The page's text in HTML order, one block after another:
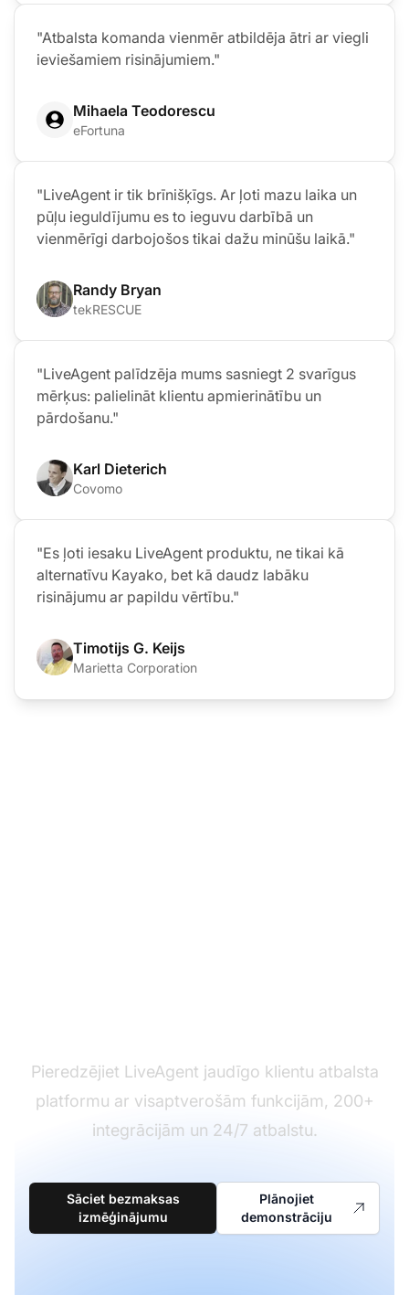
"Atbalsta komanda vienmēr atbildēja ātri ar viegli
ieviešamiem risinājumiem."
Mihaela Teodorescu
eFortuna
"LiveAgent ir tik brīnišķīgs. Ar ļoti mazu laika un
pūļu ieguldījumu es to ieguvu darbībā un
vienmērīgi darbojošos tikai dažu minūšu laikā."
Randy Bryan
tekRESCUE
"LiveAgent palīdzēja mums sasniegt 2 svarīgus
mērķus: palielināt klientu apmierinātību un
pārdošanu."
Karl Dieterich
Covomo
"Es ļoti iesaku LiveAgent produktu, ne tikai kā
alternatīvu Kayako, bet kā daudz labāku
risinājumu ar papildu vērtību."
Timotijs G. Keijs
Marietta Corporation
Pieredzējiet LiveAgent jaudīgo klientu atbalsta
platformu ar visaptverošām funkcijām, 200+
integrācijām un 24/7 atbalstu.
Sāciet bezmaksas
izmēģinājumu
Plānojiet
demonstrāciju